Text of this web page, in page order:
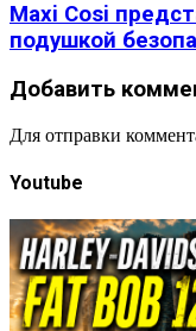
Maxi Cosi
подушкой
Добавить
Для отправки
Youtube